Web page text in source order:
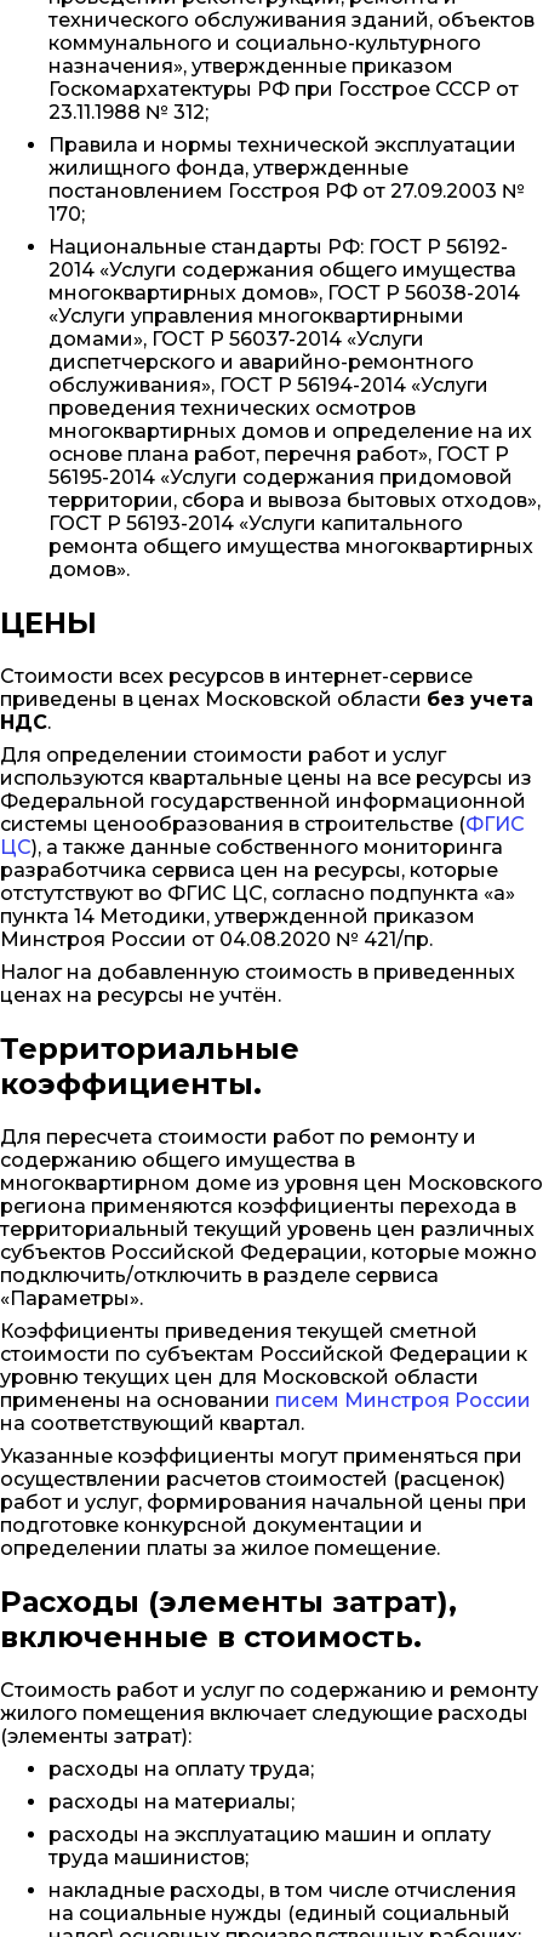
технического обслуживания зданий, объектов
коммунального и социально-культурного
назначения», утвержденные приказом
Госкомархатектуры РФ при Госстрое СССР от
23.11.1988 № 312;
Правила и нормы технической эксплуатации
жилищного фонда, утвержденные
постановлением Госстроя РФ от 27.09.2003 №
170;
Национальные стандарты РФ: ГОСТ Р 56192-
2014 «Услуги содержания общего имущества
многоквартирных домов», ГОСТ Р 56038-2014
«Услуги управления многоквартирными
домами», ГОСТ Р 56037-2014 «Услуги
диспетчерского и аварийно-ремонтного
обслуживания», ГОСТ Р 56194-2014 «Услуги
проведения технических осмотров
многоквартирных домов и определение на их
основе плана работ, перечня работ», ГОСТ Р
56195-2014 «Услуги содержания придомовой
территории, сбора и вывоза бытовых отходов»,
ГОСТ Р 56193-2014 «Услуги капитального
ремонта общего имущества многоквартирных
домов».
ЦЕНЫ
Стоимости всех ресурсов в интернет-сервисе
приведены в ценах Московской области без учета
НДС.
Для определении стоимости работ и услуг
используются квартальные цены на все ресурсы из
Федеральной государственной информационной
системы ценообразования в строительстве (ФГИС
ЦС), а также данные собственного мониторинга
разработчика сервиса цен на ресурсы, которые
отстутствуют во ФГИС ЦС, согласно подпункта «а»
пункта 14 Методики, утвержденной приказом
Минстроя России от 04.08.2020 № 421/пр.
Налог на добавленную стоимость в приведенных
ценах на ресурсы не учтён.
Территориальные
коэффициенты.
Для пересчета стоимости работ по ремонту и
содержанию общего имущества в
многоквартирном доме из уровня цен Московского
региона применяются коэффициенты перехода в
территориальный текущий уровень цен различных
субъектов Российской Федерации, которые можно
подключить/отключить в разделе сервиса
«Параметры».
Коэффициенты приведения текущей сметной
стоимости по субъектам Российской Федерации к
уровню текущих цен для Московской области
применены на основании писем Минстроя России
на соответствующий квартал.
Указанные коэффициенты могут применяться при
осуществлении расчетов стоимостей (расценок)
работ и услуг, формирования начальной цены при
подготовке конкурсной документации и
определении платы за жилое помещение.
Расходы (элементы затрат),
включенные в стоимость.
Стоимость работ и услуг по содержанию и ремонту
жилого помещения включает следующие расходы
(элементы затрат):
расходы на оплату труда;
расходы на материалы;
расходы на эксплуатацию машин и оплату
труда машинистов;
накладные расходы, в том числе отчисления
на социальные нужды (единый социальный